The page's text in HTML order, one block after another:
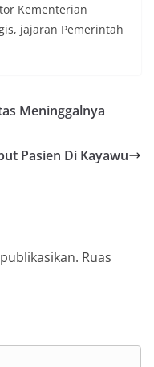
Kementerian
jajaran Pemerintah
Meninggalnya
Pasien Di Kayawu
Ruas